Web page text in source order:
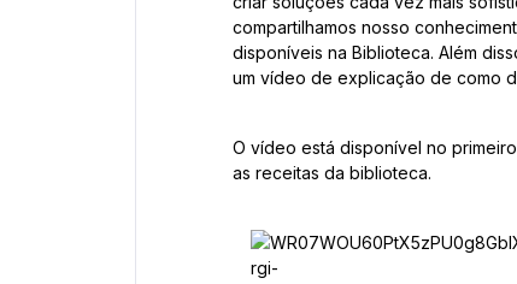
compartilhamos nosso
disponíveis na Biblioteca. Além
um vídeo de explicação de como
O vídeo está disponível no
as receitas da biblioteca.